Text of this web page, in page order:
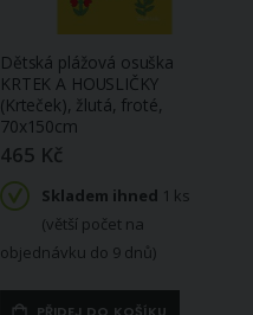
Dětská plážová osuška
KRTEK A HOUSLIČKY
(Krteček), žlutá, froté,
70x150cm
465 Kč
Skladem ihned 1 ks
(větší počet na
objednávku do 9 dnů)